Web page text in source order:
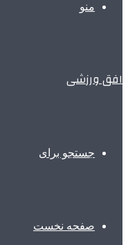
منو
افق ورزشی
جستجو برای
صفحه نخست